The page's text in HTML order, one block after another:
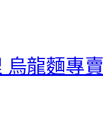
烏龍麵專賣